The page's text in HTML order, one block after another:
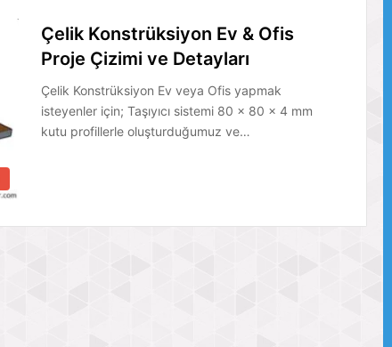
Çelik Konstrüksiyon Ev & Ofis
Proje Çizimi ve Detayları
Çelik Konstrüksiyon Ev veya Ofis yapmak
isteyenler için; Taşıyıcı sistemi 80 x 80 x 4 mm
kutu profillerle oluşturduğumuz ve…